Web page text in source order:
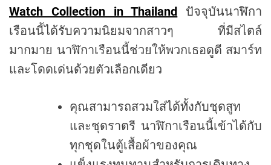
Watch Collection in Thailand ปัจจุบันนาฬิกา
เรือนนี้ได้รับความนิยมจากสาวๆ ที่มีสไตล์
มากมาย นาฬิกาเรือนนี้ช่วยให้พวกเธอดูดี สมาร์ท
และโดดเด่นด้วยตัวเลือกเดียว
คุณสามารถสวมใส่ได้ทั้งกับชุดสูท
และชุดราตรี นาฬิกาเรือนนี้เข้าได้กับ
ทุกชุดในตู้เสื้อผ้าของคุณ